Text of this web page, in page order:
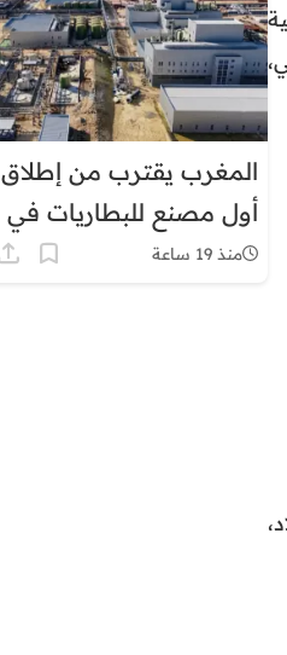
المغرب يقترب من إطلاق
أول مصنع للبطاريات في
إفريقيا
منذ 19 ساعة